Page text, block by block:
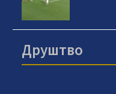
Друштво